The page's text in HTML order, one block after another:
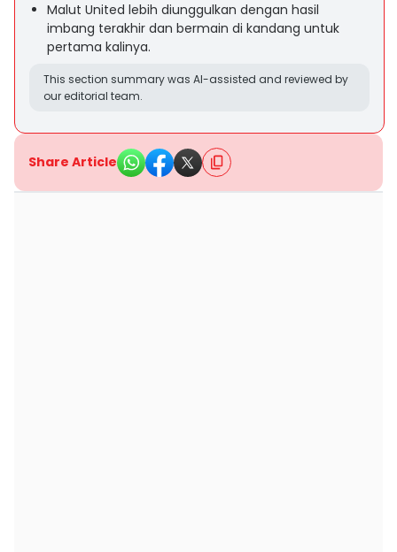
Malut United lebih diunggulkan dengan hasil
imbang terakhir dan bermain di kandang untuk
pertama kalinya.
This section summary was AI-assisted and reviewed by
our editorial team.
Share Article